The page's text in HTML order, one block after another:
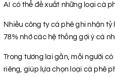
AI có thể đề xuất những loại cà
Nhiều công ty cà phê ghi nhận
78% nhờ các hệ thống gợi ý cá
Trong tương lai gần, mỗi người
riêng, giúp lựa chọn loại cà phê